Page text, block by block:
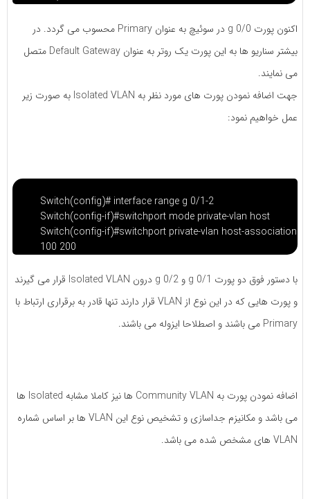
اکنون پورت g 0/0 در سوئیچ به عنوان Primary محسوب می گردد. در
بیشتر سناریو ها به این پورت یک روتر به عنوان Default Gateway متصل
می نمایند.
جهت اضافه نمودن پورت های مورد نظر به Isolated VLAN به صورت زیر
عمل خواهیم نمود:
Switch(config)# interface range g 0/1-2
Switch(config-if)#switchport mode private-vlan host
Switch(config-if)#switchport private-vlan host-association
100 200
با دستور فوق دو پورت g 0/1 و g 0/2 درون Isolated VLAN قرار می گیرند
و پورت هایی که در این نوع از VLAN قرار دارند تنها قادر به برقراری ارتباط با
Primary می باشند و اصطلاحا ایزوله می باشند.
اضافه نمودن پورت به Community VLAN ها نیز کاملا مشابه Isolated ها
می باشد و مکانیزم جداسازی و تشخیص نوع این VLAN ها بر اساس شماره
VLAN های مشخص شده می باشد.